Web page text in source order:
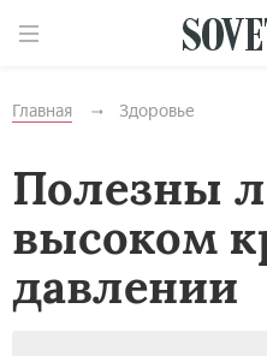
Главная Здоровье
Полезны
высоком
давлении